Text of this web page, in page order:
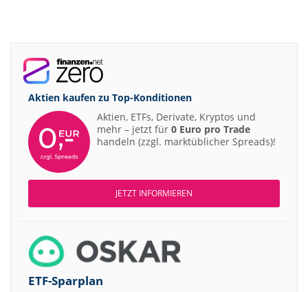
Aktien kaufen zu Top-Konditionen
Aktien, ETFs, Derivate, Kryptos und
mehr – jetzt für 0 Euro pro Trade
handeln (zzgl. marktüblicher Spreads)!
JETZT INFORMIEREN
ETF-Sparplan